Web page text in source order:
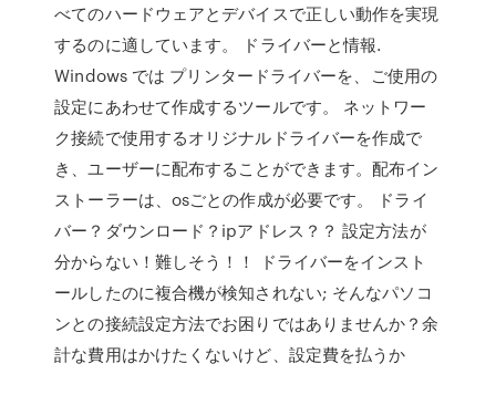
べてのハードウェアとデバイスで正しい動作を実現
するのに適しています。 ドライバーと情報.
Windows では プリンタードライバーを、ご使用の
設定にあわせて作成するツールです。 ネットワー
ク接続で使用するオリジナルドライバーを作成で
き、ユーザーに配布することができます。配布イン
ストーラーは、osごとの作成が必要です。 ドライ
バー？ダウンロード？ipアドレス？？ 設定方法が
分からない！難しそう！！ ドライバーをインスト
ールしたのに複合機が検知されない; そんなパソコ
ンとの接続設定方法でお困りではありませんか？余
計な費用はかけたくないけど、設定費を払うか